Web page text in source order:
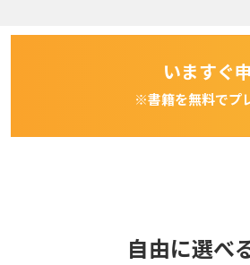
いますぐ
※書籍を無料でプ
自由に選べ